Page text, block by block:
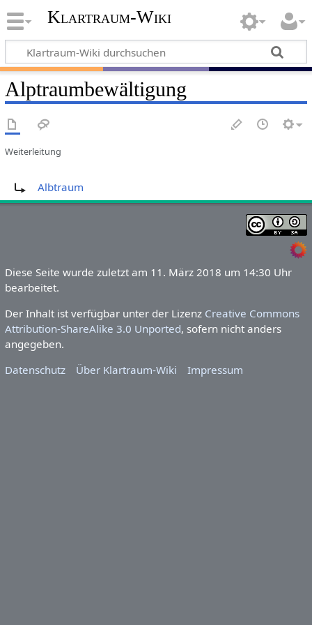
Klartraum-Wiki
Alptraumbewältigung
Weiterleitung
Albtraum
Diese Seite wurde zuletzt am 11. März 2018 um 14:30 Uhr
bearbeitet.
Der Inhalt ist verfügbar unter der Lizenz Creative Commons
Attribution-ShareAlike 3.0 Unported, sofern nicht anders
angegeben.
Datenschutz
Über Klartraum-Wiki Impressum